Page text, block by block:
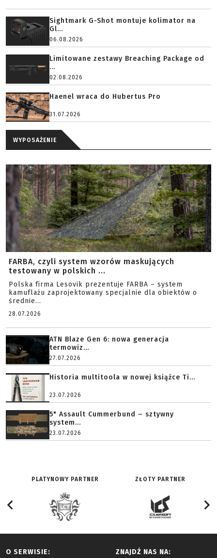
Sightmark G-Shot montuje kolimator na
Gl...
06.08.2026
Limitowane zestawy Breaching Package od
...
02.08.2026
Haenel wraca do Hubertus Pro
31.07.2026
WYPOSAŻENIE
FARBA, czyli system wzorów maskujących
testowany w polskich ...
Polska firma Lesovik prezentuje FARBA – system
kamuflażu zaprojektowany specjalnie dla obiektów o
średnie...
28.07.2026
ATN Blaze Gen 6: nowa generacja
termowiz...
27.07.2026
Historia multitoola w nowej książce Ti...
23.07.2026
5" Assault Cummerbund – sztywny
system...
23.07.2026
PLATYNOWY PARTNER ZŁOTY PARTNER
O SERWISIE: ZNAJDŹ NAS NA: